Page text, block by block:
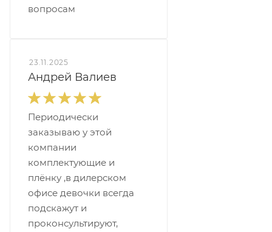
вопросам
23.11.2025
Андрей Валиев
Периодически
заказываю у этой
компании
комплектующие и
плёнку ,в дилерском
офисе девочки всегда
подскажут и
проконсультируют,